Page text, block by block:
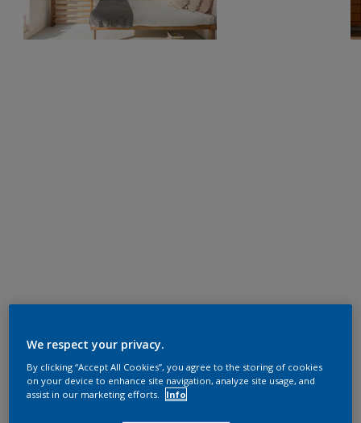
We respect your privacy.
By clicking “Accept All Cookies”, you agree to the storing of cookies
on your device to enhance site navigation, analyze site usage, and
assist in our marketing efforts.
Info